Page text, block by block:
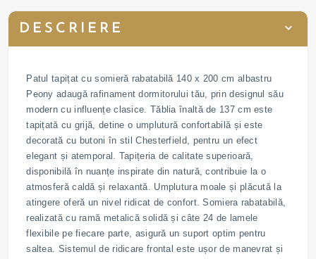
DESCRIERE
Patul tapițat cu somieră rabatabilă 140 x 200 cm albastru
Peony adaugă rafinament dormitorului tău, prin designul său
modern cu influențe clasice. Tăblia înaltă de 137 cm este
tapițată cu grijă, detine o umplutură confortabilă și este
decorată cu butoni în stil Chesterfield, pentru un efect
elegant și atemporal. Tapițeria de calitate superioară,
disponibilă în nuanțe inspirate din natură, contribuie la o
atmosferă caldă și relaxantă. Umplutura moale și plăcută la
atingere oferă un nivel ridicat de confort. Somiera rabatabilă,
realizată cu ramă metalică solidă și câte 24 de lamele
flexibile pe fiecare parte, asigură un suport optim pentru
saltea. Sistemul de ridicare frontal este ușor de manevrat și